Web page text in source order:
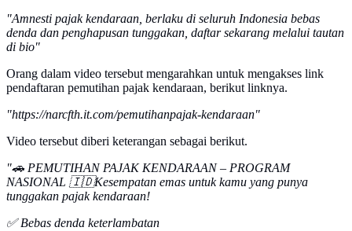
"Amnesti pajak kendaraan, berlaku di seluruh Indonesia bebas
denda dan penghapusan tunggakan, daftar sekarang melalui tautan
di bio"
Orang dalam video tersebut mengarahkan untuk mengakses link
pendaftaran pemutihan pajak kendaraan, berikut linknya.
"https://narcfth.it.com/pemutihanpajak-kendaraan"
Video tersebut diberi keterangan sebagai berikut.
"🚗 PEMUTIHAN PAJAK KENDARAAN – PROGRAM
NASIONAL 🇮🇩Kesempatan emas untuk kamu yang punya
tunggakan pajak kendaraan!
✅ Bebas denda keterlambatan